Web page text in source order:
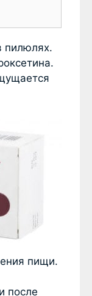
пилюлях.
пищи.
после